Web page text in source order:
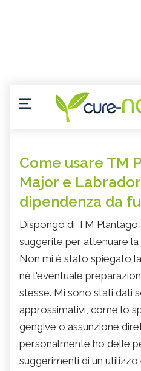
Come usare TM
Major e
dipendenza da
Dispongo di TM
suggerite per attenuare
Non mi è stato spiegato
nè l'eventuale
stesse. Mi sono stati dati
approssimativi, come lo
gengive o assunzione
personalmente ho delle
suggerimenti di un